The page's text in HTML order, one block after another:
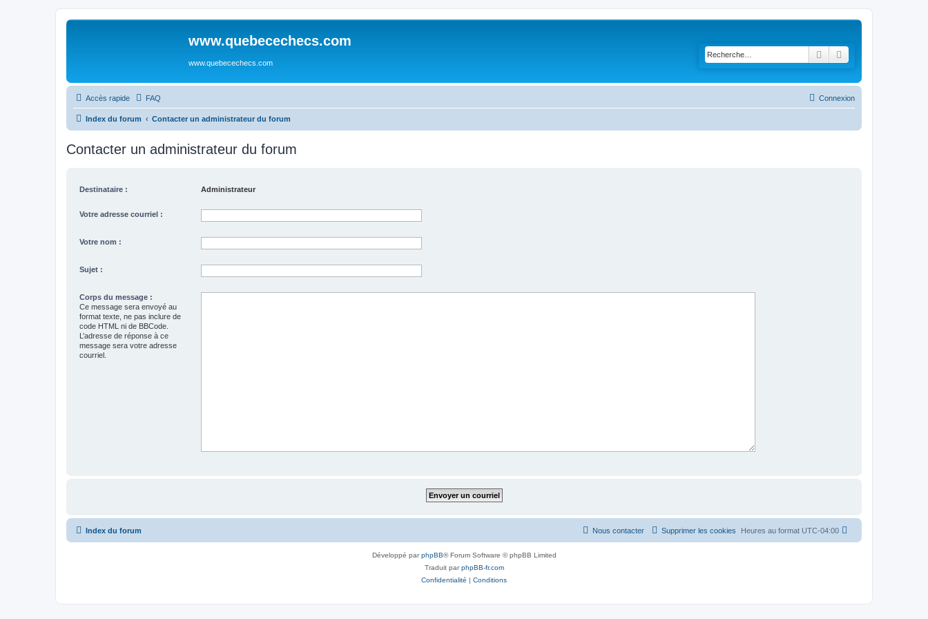
www.quebecechecs.com
www.quebecechecs.com
Rechercher
Accès rapide FAQ Connexion
Index du forum Contacter un administrateur du forum
Contacter un administrateur du forum
Destinataire : Administrateur
Votre adresse courriel :
Votre nom :
Sujet :
Corps du message :
Ce message sera envoyé au
format texte, ne pas inclure de
code HTML ni de BBCode.
L’adresse de réponse à ce
message sera votre adresse
courriel.
Index du forum Heures au format UTC-04:00
Supprimer les cookies
Nous contacter
Développé parphpBB® Forum Software © phpBB Limited
Traduit parphpBB-fr.com
Confidentialité | Conditions